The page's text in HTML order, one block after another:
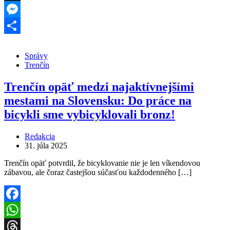
Threads
Messenger
Správy
Trenčín
Trenčín opäť medzi najaktívnejšími
mestami na Slovensku: Do práce na
bicykli sme vybicyklovali bronz!
Redakcia
31. júla 2025
Trenčín opäť potvrdil, že bicyklovanie nie je len víkendovou
zábavou, ale čoraz častejšou súčasťou každodenného […]
Facebook
WhatsApp